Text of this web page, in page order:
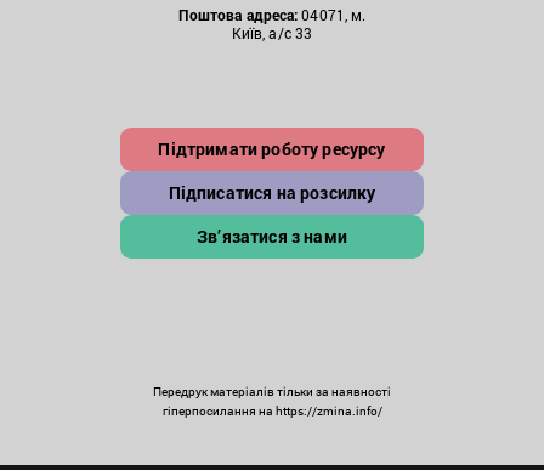
Поштова адреса:04071, м.
Київ, а/с 33
Підтримати роботу ресурсу
Підписатися на розсилку
Зв’язатися з нами
Передрук матеріалів тільки за наявності
гіперпосилання на https://zmina.info/